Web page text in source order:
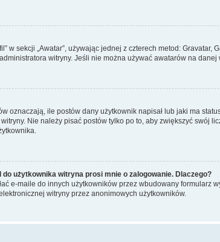
w sekcji „Awatar”, używając jednej z czterech metod:
witryny. Jeśli nie można używać awatarów na
oznaczają, ile postów dany użytkownik napisał lub jaki ma
Nie należy pisać postów tylko po to, aby zwiększyć swój
użytkownika witryna prosi mnie o zalogowanie. Dlaczego?
e-maile do innych użytkowników przez wbudowany formularz
witryny przez anonimowych użytkowników.